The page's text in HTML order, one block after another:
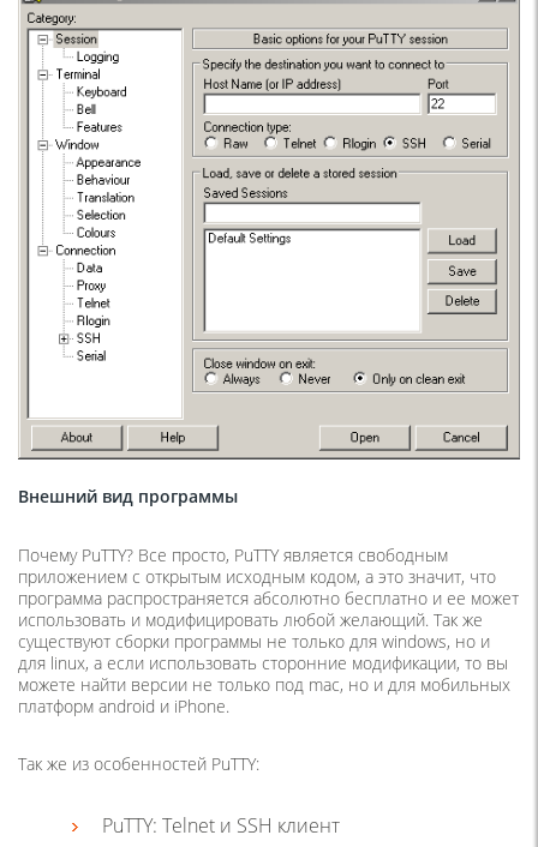
Внешний вид программы
Почему PuTTY? Все просто, PuTTY является свободным
приложением с открытым исходным кодом, а это значит, что
программа распространяется абсолютно бесплатно и ее может
использовать и модифицировать любой желающий. Так же
существуют сборки программы не только для windows, но и
для linux, а если использовать сторонние модификации, то вы
можете найти версии не только под mac, но и для мобильных
платформ android и iPhone.
Так же из особенностей PuTTY:
PuTTY: Telnet и SSH клиент